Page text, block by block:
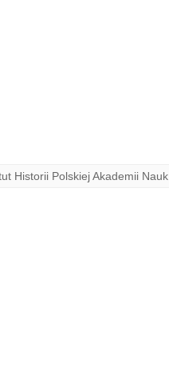
Historii Polskiej Akademii Nauk